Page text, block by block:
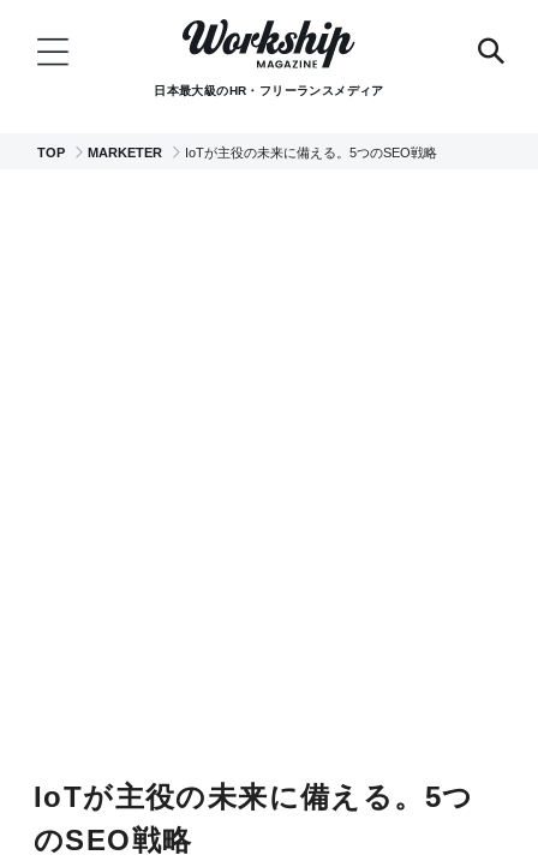
日本最大級のHR・フリーランスメディア
TOP MARKETER IoTが主役の未来に備える。5つのSEO戦略
IoTが主役の未来に備える。5つ
のSEO戦略